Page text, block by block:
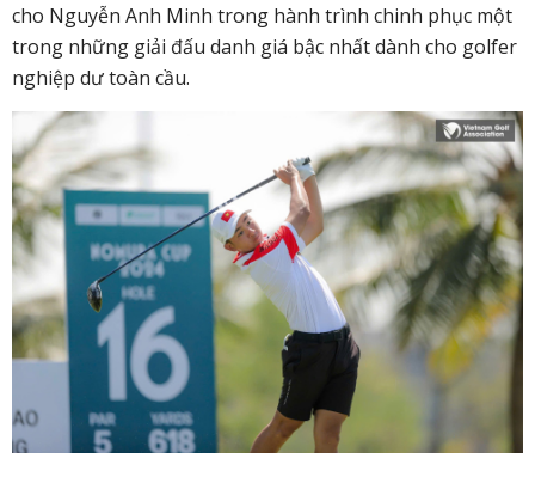
cho Nguyễn Anh Minh trong hành trình chinh phục một
trong những giải đấu danh giá bậc nhất dành cho golfer
nghiệp dư toàn cầu.